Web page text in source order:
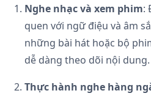
Nghe nhạc và xem phim:
quen với ngữ điệu và âm
những bài hát hoặc bộ
dễ dàng theo dõi nội dung.
Thực hành nghe hàng